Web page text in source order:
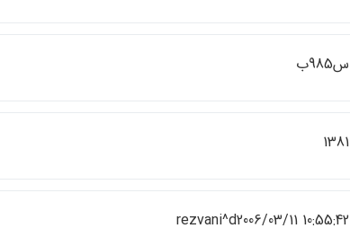
س985ب
1381
rezvani^d2006/03/11 10:55:42